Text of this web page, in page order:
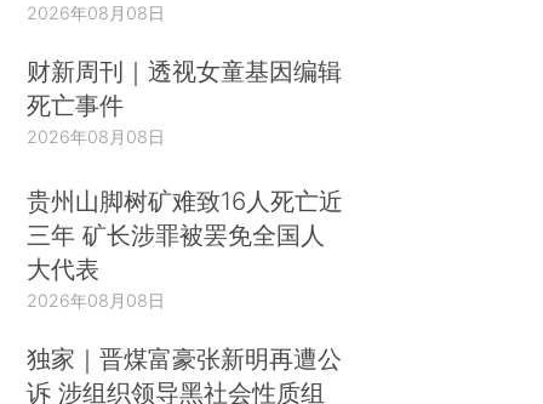
2026年08月08日
财新周刊｜透视女童基因编辑
死亡事件
2026年08月08日
贵州山脚树矿难致16人死亡近
三年 矿长涉罪被罢免全国人
大代表
2026年08月08日
独家｜晋煤富豪张新明再遭公
诉 涉组织领导黑社会性质组